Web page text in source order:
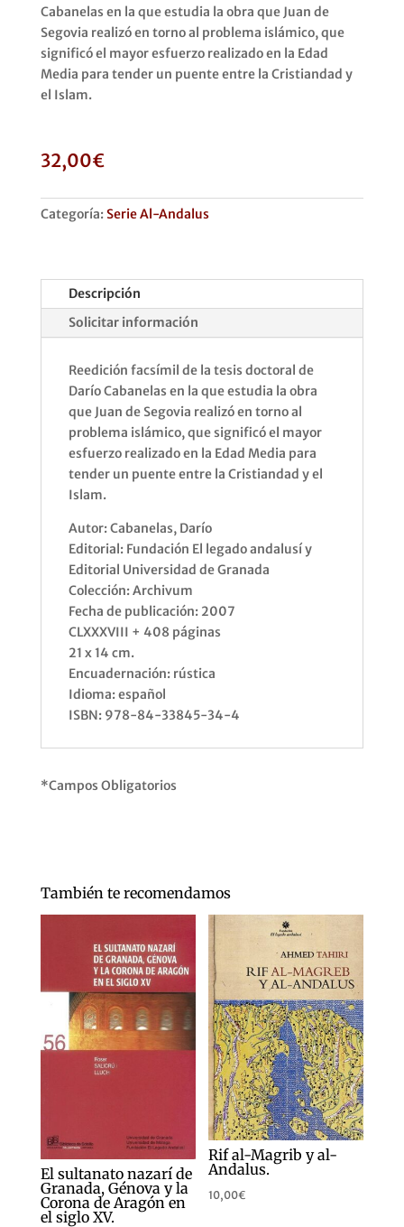
Cabanelas en la que estudia la obra que Juan de
Segovia realizó en torno al problema islámico, que
significó el mayor esfuerzo realizado en la Edad
Media para tender un puente entre la Cristiandad y
el Islam.
32,00€
Categoría:Serie Al-Andalus
Descripción
Solicitar información
Reedición facsímil de la tesis doctoral de
Darío Cabanelas en la que estudia la obra
que Juan de Segovia realizó en torno al
problema islámico, que significó el mayor
esfuerzo realizado en la Edad Media para
tender un puente entre la Cristiandad y el
Islam.
Autor: Cabanelas, Darío
Editorial: Fundación El legado andalusí y
Editorial Universidad de Granada
Colección: Archivum
Fecha de publicación: 2007
CLXXXVIII + 408 páginas
21 x 14 cm.
Encuadernación: rústica
Idioma: español
ISBN: 978-84-33845-34-4
*Campos Obligatorios
También te recomendamos
El sultanato nazarí de
Granada, Génova y la
Corona de Aragón en
el siglo XV.
Rif al-Magrib y al-
Andalus.
10,00€